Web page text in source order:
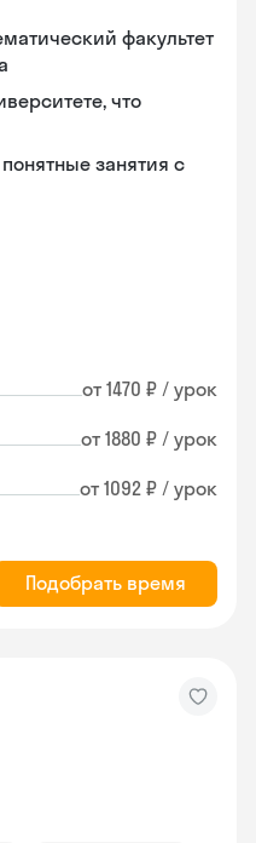
факультет
что
занятия с
от 1470 ₽ / урок
от 1880 ₽ / урок
от 1092 ₽ / урок
Подобрать время